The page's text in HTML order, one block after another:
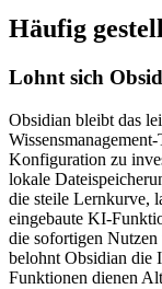
Häufig
Lohnt sich
Obsidian bleibt das
Konfiguration zu
lokale
die steile Lernkurve,
eingebaute KI-
die sofortigen Nutzen
belohnt Obsidian die
Funktionen dienen